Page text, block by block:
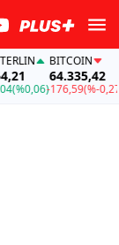
BITCOIN
64.335,42
-176,59(%-0,27)